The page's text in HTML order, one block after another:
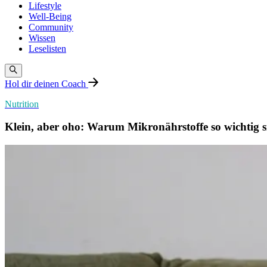
Lifestyle
Well-Being
Community
Wissen
Leselisten
Hol dir deinen Coach
Nutrition
Klein, aber oho: Warum Mikronährstoffe so wichtig